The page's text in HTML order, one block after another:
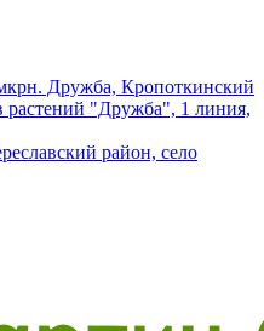
Дружба, Кропоткинский
растений "Дружба", 1 линия,
район, село